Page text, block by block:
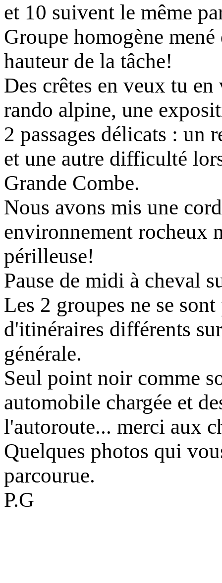
et 10 suivent le même
Groupe homogène
hauteur de la tâche!
Des crêtes en veux tu
rando alpine, une
2 passages délicats : un
et une autre difficulté
Grande Combe.
Nous avons mis une
environnement rocheux
périlleuse!
Pause de midi à cheval
Les 2 groupes ne se
d'itinéraires différents
générale.
Seul point noir comme
automobile chargée et
l'autoroute... merci aux
Quelques photos qui
parcourue.
P.G